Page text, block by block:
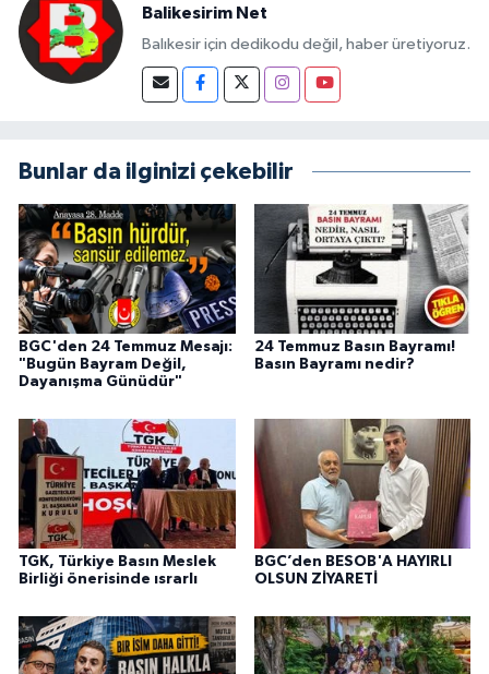
Balikesirim Net
Balıkesir için dedikodu değil, haber üretiyoruz.
Bunlar da ilginizi çekebilir
BGC'den 24 Temmuz Mesajı:
"Bugün Bayram Değil,
Dayanışma Günüdür"
24 Temmuz Basın Bayramı!
Basın Bayramı nedir?
TGK, Türkiye Basın Meslek
Birliği önerisinde ısrarlı
BGC’den BESOB'A HAYIRLI
OLSUN ZİYARETİ